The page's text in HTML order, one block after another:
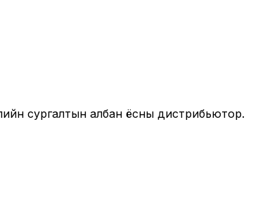
сургалтын албан ёсны дистрибьютор.